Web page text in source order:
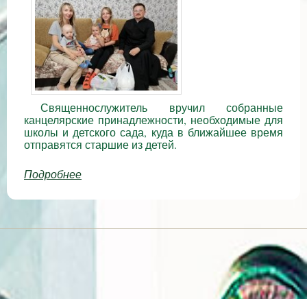
Священнослужитель вручил собранные
канцелярские принадлежности, необходимые для
школы и детского сада, куда в ближайшее время
отправятся старшие из детей.
Подробнее